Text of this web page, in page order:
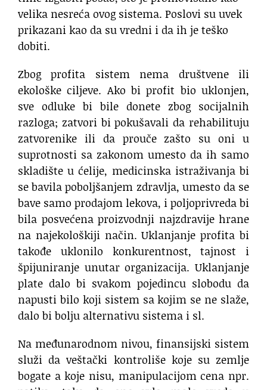
velika nesreća ovog sistema. Poslovi su uvek
prikazani kao da su vredni i da ih je teško
dobiti.
Zbog profita sistem nema društvene ili
ekološke ciljeve. Ako bi profit bio uklonjen,
sve odluke bi bile donete zbog socijalnih
razloga; zatvori bi pokušavali da rehabilituju
zatvorenike ili da prouče zašto su oni u
suprotnosti sa zakonom umesto da ih samo
skladište u ćelije, medicinska istraživanja bi
se bavila poboljšanjem zdravlja, umesto da se
bave samo prodajom lekova, i poljoprivreda bi
bila posvećena proizvodnji najzdravije hrane
na najekološkiji način. Uklanjanje profita bi
takođe uklonilo konkurentnost, tajnost i
špijuniranje unutar organizacija. Uklanjanje
plate dalo bi svakom pojedincu slobodu da
napusti bilo koji sistem sa kojim se ne slaže,
dalo bi bolju alternativu sistema i sl.
Na međunarodnom nivou, finansijski sistem
služi da veštački kontroliše koje su zemlje
bogate a koje nisu, manipulacijom cena npr.